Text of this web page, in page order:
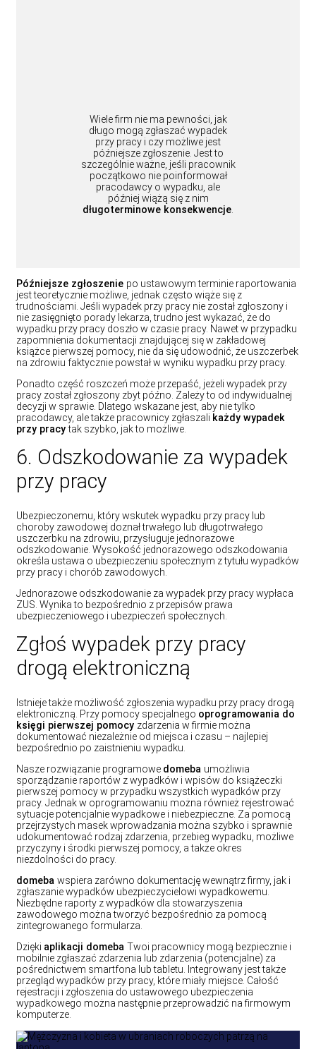
Wiele firm nie ma pewności, jak
długo mogą zgłaszać wypadek
przy pracy i czy możliwe jest
późniejsze zgłoszenie. Jest to
szczególnie ważne, jeśli pracownik
początkowo nie poinformował
pracodawcy o wypadku, ale
później wiążą się z nim
długoterminowe konsekwencje
Późniejsze zgłoszenie po ustawowym terminie raportowania
jest teoretycznie możliwe, jednak często wiąże się z
trudnościami. Jeśli wypadek przy pracy nie został zgłoszony i
nie zasięgnięto porady lekarza, trudno jest wykazać, że do
wypadku przy pracy doszło w czasie pracy. Nawet w przypadku
zapomnienia dokumentacji znajdującej się w zakładowej
książce pierwszej pomocy, nie da się udowodnić, że uszczerbek
na zdrowiu faktycznie powstał w wyniku wypadku przy pracy.
Ponadto część roszczeń może przepaść, jeżeli wypadek przy
pracy został zgłoszony zbyt późno. Zależy to od indywidualnej
decyzji w sprawie. Dlatego wskazane jest, aby nie tylko
pracodawcy, ale także pracownicy zgłaszali każdy wypadek
przy pracytak szybko, jak to możliwe.
6. Odszkodowanie za wypadek
przy pracy
Ubezpieczonemu, który wskutek wypadku przy pracy lub
choroby zawodowej doznał trwałego lub długotrwałego
uszczerbku na zdrowiu, przysługuje jednorazowe
odszkodowanie. Wysokość jednorazowego odszkodowania
określa ustawa o ubezpieczeniu społecznym z tytułu wypadków
przy pracy i chorób zawodowych.
Jednorazowe odszkodowanie za wypadek przy pracy wypłaca
ZUS. Wynika to bezpośrednio z przepisów prawa
ubezpieczeniowego i ubezpieczeń społecznych.
Zgłoś wypadek przy pracy
drogą elektroniczną
Istnieje także możliwość zgłoszenia wypadku przy pracy drogą
elektroniczną. Przy pomocy specjalnego oprogramowania do
księgi pierwszej pomocy zdarzenia w firmie można
dokumentować niezależnie od miejsca i czasu – najlepiej
bezpośrednio po zaistnieniu wypadku.
Nasze rozwiązanie programowe domeba umożliwia
sporządzanie raportów z wypadków i wpisów do książeczki
pierwszej pomocy w przypadku wszystkich wypadków przy
pracy. Jednak w oprogramowaniu można również rejestrować
sytuacje potencjalnie wypadkowe i niebezpieczne. Za pomocą
przejrzystych masek wprowadzania można szybko i sprawnie
udokumentować rodzaj zdarzenia, przebieg wypadku, możliwe
przyczyny i środki pierwszej pomocy, a także okres
niezdolności do pracy.
domeba wspiera zarówno dokumentację wewnątrz firmy, jak i
zgłaszanie wypadków ubezpieczycielowi wypadkowemu.
Niezbędne raporty z wypadków dla stowarzyszenia
zawodowego można tworzyć bezpośrednio za pomocą
zintegrowanego formularza.
Dzięki aplikacji domeba Twoi pracownicy mogą bezpiecznie i
mobilnie zgłaszać zdarzenia lub zdarzenia (potencjalne) za
pośrednictwem smartfona lub tabletu. Integrowany jest także
przegląd wypadków przy pracy, które miały miejsce. Całość
rejestracji i zgłoszenia do ustawowego ubezpieczenia
wypadkowego można następnie przeprowadzić na firmowym
komputerze.